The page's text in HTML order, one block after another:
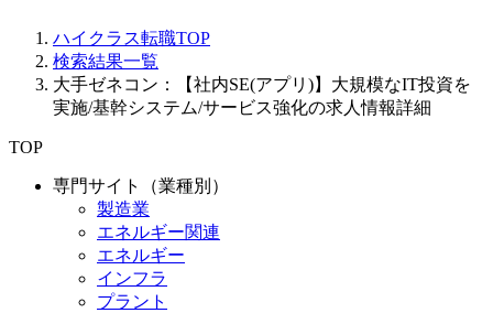
ハイクラス転職TOP
検索結果一覧
大手ゼネコン：【社内SE(アプリ)】大規模なIT投資を
実施/基幹システム/サービス強化の求人情報詳細
TOP
専門サイト（業種別）
製造業
エネルギー関連
エネルギー
インフラ
プラント